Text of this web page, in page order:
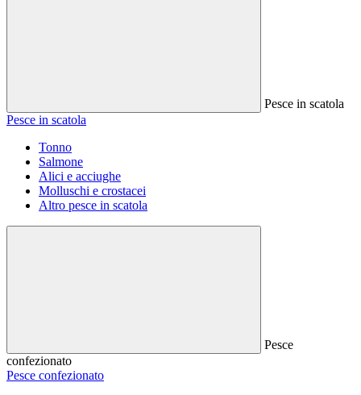
Pesce in scatola
Pesce in scatola
Tonno
Salmone
Alici e acciughe
Molluschi e crostacei
Altro pesce in scatola
Pesce
confezionato
Pesce confezionato